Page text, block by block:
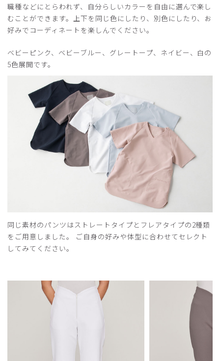
職種などにとらわれず、自分らしいカラーを自由に選んで楽し
むことができます。上下を同じ色にしたり、別色にしたり、お
好みでコーディネートを楽しんでください。
ベビーピンク、ベビーブルー、グレートープ、ネイビー、白の
5色展開です。
同じ素材のパンツはストレートタイプとフレアタイプの2種類
をご用意しました。 ご自身の好みや体型に合わせてセレクト
してみてください。